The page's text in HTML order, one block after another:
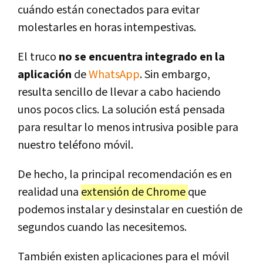
cuándo están conectados para evitar
molestarles en horas intempestivas.
El truco no se encuentra integrado en la
aplicación deWhatsApp. Sin embargo,
resulta sencillo de llevar a cabo haciendo
unos pocos clics. La solución está pensada
para resultar lo menos intrusiva posible para
nuestro teléfono móvil.
De hecho, la principal recomendación es en
realidad una extensión de Chromeque
podemos instalar y desinstalar en cuestión de
segundos cuando las necesitemos.
También existen aplicaciones para el móvil